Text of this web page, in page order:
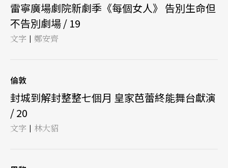
雷寧廣場劇院新劇季《每個女人》 告別生命但
不告別劇場 / 19
文字 | 鄭安齊
倫敦
封城到解封整整七個月 皇家芭蕾終能舞台獻演
/ 20
文字 | 林大貂